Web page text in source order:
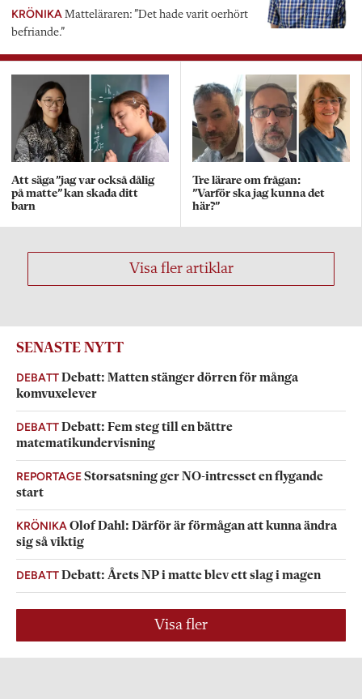
KRÖNIKA Matteläraren: ”Det hade varit oerhört
befriande.”
Att säga ”jag var också dålig
på matte” kan skada ditt
barn
Tre lärare om frågan:
”Varför ska jag kunna det
här?”
Visa fler artiklar
SENASTE NYTT
DEBATTDebatt: Matten stänger dörren för många
komvuxelever
DEBATTDebatt: Fem steg till en bättre
matematikundervisning
REPORTAGEStorsatsning ger NO-intresset en flygande
start
KRÖNIKA Olof Dahl: Därför är förmågan att kunna ändra
sig så viktig
DEBATTDebatt: Årets NP i matte blev ett slag i magen
Visa fler